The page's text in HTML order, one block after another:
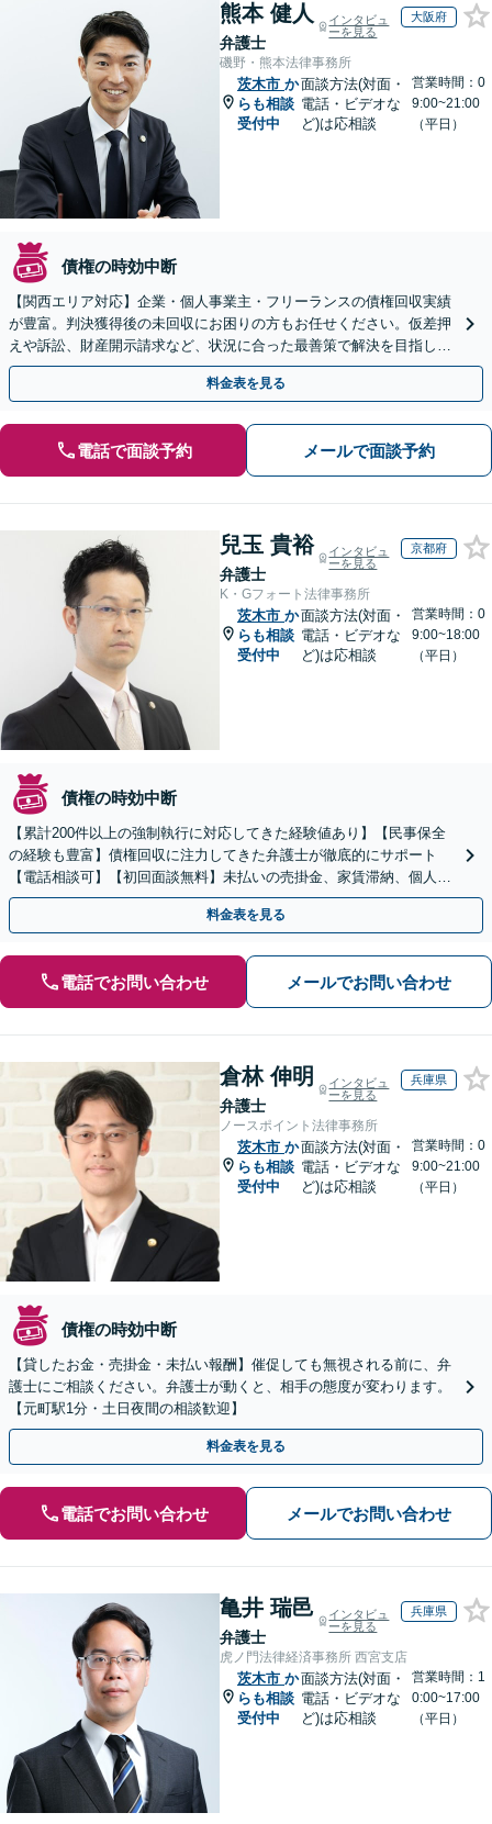
熊本 健人
弁護士
インタビュ
ーを見る
大阪府
磯野・熊本法律事務所
茨木市 か
らも相談
受付中
面談方法(対面・
電話・ビデオな
ど)は応相談
営業時間：0
9:00~21:00
（平日）
債権の時効中断
【関西エリア対応】企業・個人事業主・フリーランスの債権回収実績
が豊富。判決獲得後の未回収にお困りの方もお任せください。仮差押
えや訴訟、財産開示請求など、状況に合った最善策で解決を目指しま
す【夜間面談可】
料金表を見る
電話で面談予約 メールで面談予約
兒玉 貴裕
弁護士
インタビュ
ーを見る
京都府
K・Gフォート法律事務所
茨木市 か
らも相談
受付中
面談方法(対面・
電話・ビデオな
ど)は応相談
営業時間：0
9:00~18:00
（平日）
債権の時効中断
【累計200件以上の強制執行に対応してきた経験値あり】【民事保全
の経験も豊富】債権回収に注力してきた弁護士が徹底的にサポート
【電話相談可】【初回面談無料】未払いの売掛金、家賃滞納、個人間
のお金の貸し借りなど【関西エリア対応】
料金表を見る
電話でお問い合わせ メールでお問い合わせ
倉林 伸明
弁護士
インタビュ
ーを見る
兵庫県
ノースポイント法律事務所
茨木市 か
らも相談
受付中
面談方法(対面・
電話・ビデオな
ど)は応相談
営業時間：0
9:00~21:00
（平日）
債権の時効中断
【貸したお金・売掛金・未払い報酬】催促しても無視される前に、弁
護士にご相談ください。弁護士が動くと、相手の態度が変わります。
【元町駅1分・土日夜間の相談歓迎】
料金表を見る
電話でお問い合わせ メールでお問い合わせ
亀井 瑞邑
弁護士
インタビュ
ーを見る
兵庫県
虎ノ門法律経済事務所 西宮支店
茨木市 か
らも相談
受付中
面談方法(対面・
電話・ビデオな
ど)は応相談
営業時間：1
0:00~17:00
（平日）